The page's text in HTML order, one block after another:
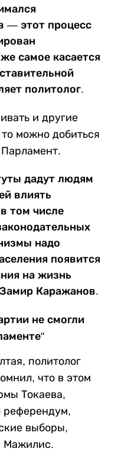
— этот процесс
самое касается
политолог.
и другие
можно добиться
дадут людям
влиять
том числе
надо
появится
на жизнь
Каражанов.
не смогли
политолог
что в этом
Токаева,
референдум,
выборы,
Мажилис.